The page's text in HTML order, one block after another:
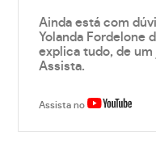
Ainda está com
Yolanda Fordelone
explica tudo, de
Assista.
Assista no